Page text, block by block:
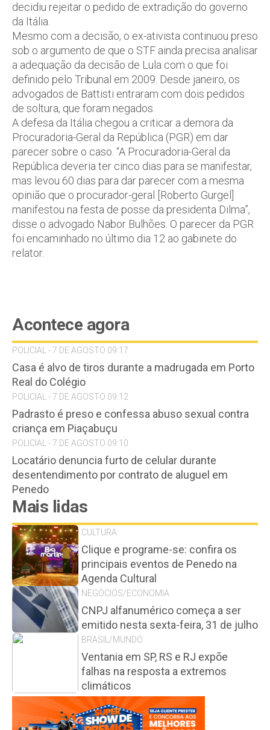
decidiu rejeitar o pedido de extradição do governo
da Itália.
Mesmo com a decisão, o ex-ativista continuou preso
sob o argumento de que o STF ainda precisa analisar
a adequação da decisão de Lula com o que foi
definido pelo Tribunal em 2009. Desde janeiro, os
advogados de Battisti entraram com dois pedidos
de soltura, que foram negados.
A defesa da Itália chegou a criticar a demora da
Procuradoria-Geral da República (PGR) em dar
parecer sobre o caso. “A Procuradoria-Geral da
República deveria ter cinco dias para se manifestar,
mas levou 60 dias para dar parecer com a mesma
opinião que o procurador-geral [Roberto Gurgel]
manifestou na festa de posse da presidenta Dilma”,
disse o advogado Nabor Bulhões. O parecer da PGR
foi encaminhado no último dia 12 ao gabinete do
relator.
Acontece agora
POLICIAL - 7 DE AGOSTO 09:17
Casa é alvo de tiros durante a madrugada em Porto
Real do Colégio
POLICIAL - 7 DE AGOSTO 09:12
Padrasto é preso e confessa abuso sexual contra
criança em Piaçabuçu
POLICIAL - 7 DE AGOSTO 09:10
Locatário denuncia furto de celular durante
desentendimento por contrato de aluguel em
Penedo
Mais lidas
CULTURA
Clique e programe-se: confira os
principais eventos de Penedo na
Agenda Cultural
NEGÓCIOS/ECONOMIA
CNPJ alfanumérico começa a ser
emitido nesta sexta-feira, 31 de julho
BRASIL/MUNDO
Ventania em SP, RS e RJ expõe
falhas na resposta a extremos
climáticos